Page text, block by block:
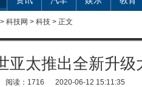
> 科技网 > 科技 > 正文
亚太推出全新升
阅读：1716 2020-06-12 15:11:35